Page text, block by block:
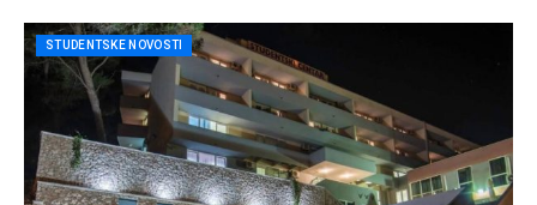
STUDENTSKE NOVOSTI